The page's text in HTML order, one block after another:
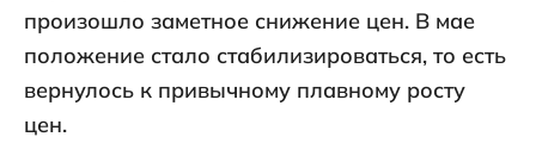
произошло заметное снижение цен. В мае
положение стало стабилизироваться, то есть
вернулось к привычному плавному росту
цен.